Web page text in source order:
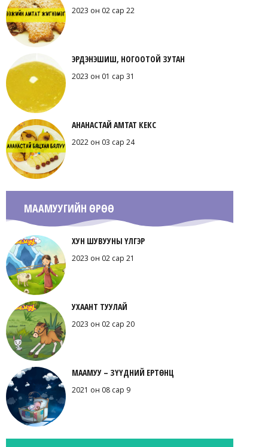
2023 он 02 сар 22
ЭРДЭНЭШИШ, НОГООТОЙ ЗУТАН
2023 он 01 сар 31
АНАНАСТАЙ АМТАТ КЕКС
2022 он 03 сар 24
МААМУУГИЙН ӨРӨӨ
ХУН ШУВУУНЫ ҮЛГЭР
2023 он 02 сар 21
УХААНТ ТУУЛАЙ
2023 он 02 сар 20
МААМУУ – ЗҮҮДНИЙ ЕРТӨНЦ
2021 он 08 сар 9